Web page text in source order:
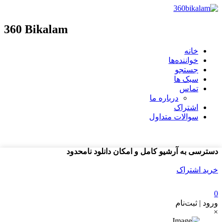
360 Bikalam
خانه
خواننده‌ها
جستجو
سبک ها
تماس
درباره ما
اشتراک
سوالات متداول
دسترسی به آرشیو کامل و امکان دانلود نامحدود
خرید اشتراک
0
ورود | ثبت‌نام
×